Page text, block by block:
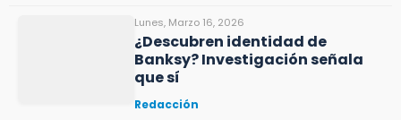
Lunes, Marzo 16, 2026
¿Descubren identidad de
Banksy? Investigación señala
que sí
Redacción